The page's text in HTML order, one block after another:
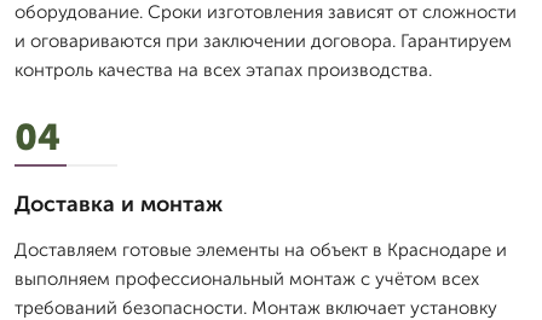
оборудование. Сроки изготовления зависят от сложности
и оговариваются при заключении договора. Гарантируем
контроль качества на всех этапах производства.
04
Доставка и монтаж
Доставляем готовые элементы на объект в Краснодаре и
выполняем профессиональный монтаж с учётом всех
требований безопасности. Монтаж включает установку